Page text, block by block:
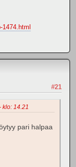
#21
klo: 14.21
pari halpaa